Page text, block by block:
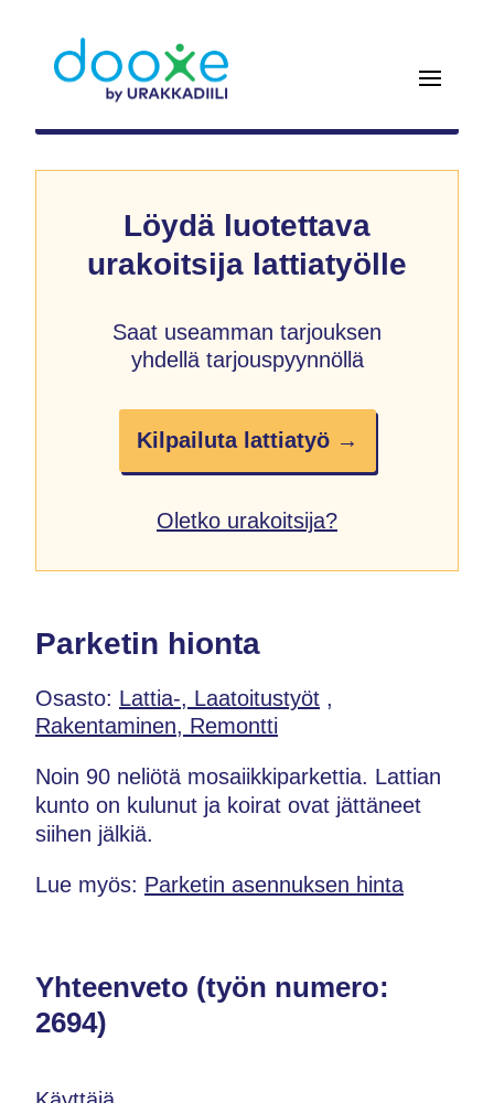
Löydä luotettava
urakoitsija lattiatyölle
Saat useamman tarjouksen
yhdellä tarjouspyynnöllä
Kilpailuta lattiatyö →
Oletko urakoitsija?
Parketin hionta
Osasto: Lattia-, Laatoitustyöt ,
Rakentaminen, Remontti
Noin 90 neliötä mosaiikkiparkettia. Lattian
kunto on kulunut ja koirat ovat jättäneet
siihen jälkiä.
Lue myös: Parketin asennuksen hinta
Yhteenveto (työn numero:
2694)